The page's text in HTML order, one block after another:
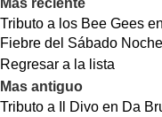
Tributo a los Bee Gees
Fiebre del Sábado
Regresar a la lista
Mas antiguo
Tributo a Il Divo en Da